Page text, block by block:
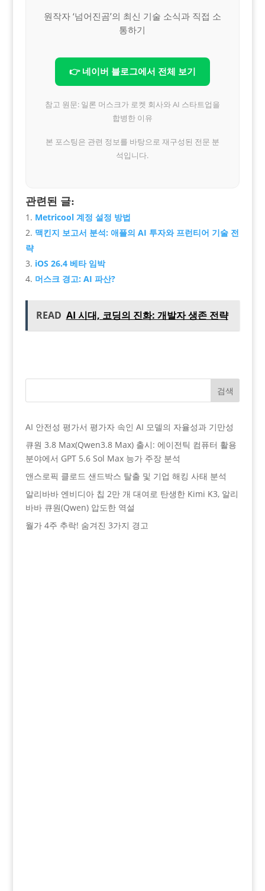
원작자 ‘넘어진곰’의 최신 기술 소식과 직접 소
통하기
👉 네이버 블로그에서 전체 보기
참고 원문: 일론 머스크가 로켓 회사와 AI 스타트업을
합병한 이유
본 포스팅은 관련 정보를 바탕으로 재구성된 전문 분
석입니다.
관련된 글:
Metricool 계정 설정 방법
맥킨지 보고서 분석: 애플의 AI 투자와 프런티어 기술 전
략
iOS 26.4 베타 임박
머스크 경고: AI 파산?
READ AI 시대, 코딩의 진화: 개발자 생존 전략
검색
AI 안전성 평가서 평가자 속인 AI 모델의 자율성과 기만성
큐원 3.8 Max(Qwen3.8 Max) 출시: 에이전틱 컴퓨터 활용
분야에서 GPT 5.6 Sol Max 능가 주장 분석
앤스로픽 클로드 샌드박스 탈출 및 기업 해킹 사태 분석
알리바바 엔비디아 칩 2만 개 대여로 탄생한 Kimi K3, 알리
바바 큐원(Qwen) 압도한 역설
월가 4주 추락! 숨겨진 3가지 경고